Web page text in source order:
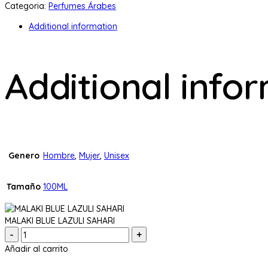
Categoria: Perfumes Árabes
Additional information
Additional
Genero Hombre, Mujer, Unisex
Tamaño 100ML
MALAKI BLUE LAZULI SAHARI
Cantidad:
Añadir al carrito